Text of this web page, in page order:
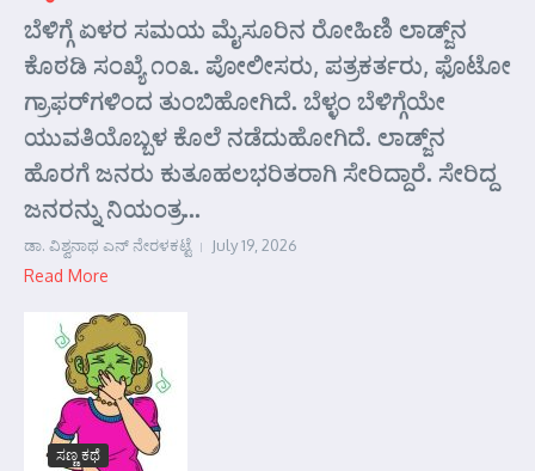
ಬೆಳಿಗ್ಗೆ ಏಳರ ಸಮಯ ಮೈಸೂರಿನ ರೋಹಿಣಿ ಲಾಡ್ಜ್‌ನ
ಕೊಠಡಿ ಸಂಖ್ಯೆ ೧೦೩. ಪೋಲೀಸರು, ಪತ್ರಕರ್ತರು, ಫೊಟೋ
ಗ್ರಾಫರ್‌ಗಳಿಂದ ತುಂಬಿಹೋಗಿದೆ. ಬೆಳ್ಳಂ ಬೆಳಿಗ್ಗೆಯೇ
ಯುವತಿಯೊಬ್ಬಳ ಕೊಲೆ ನಡೆದುಹೋಗಿದೆ. ಲಾಡ್ಜ್‌ನ
ಹೊರಗೆ ಜನರು ಕುತೂಹಲಭರಿತರಾಗಿ ಸೇರಿದ್ದಾರೆ. ಸೇರಿದ್ದ
ಜನರನ್ನು ನಿಯಂತ್ರ...
ಡಾ. ವಿಶ್ವನಾಥ ಎನ್ ನೇರಳಕಟ್ಟೆ July 19, 2026
Read More
ಸಣ್ಣ ಕಥೆ